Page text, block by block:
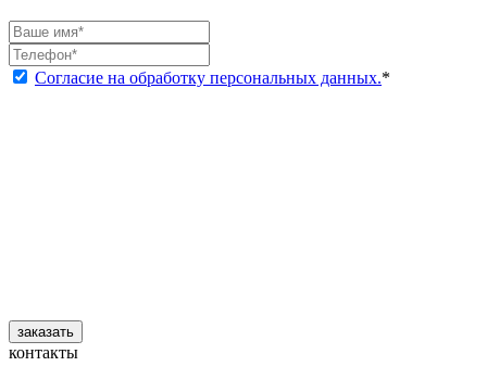
Согласие на обработку персональных данных.*
заказать
контакты